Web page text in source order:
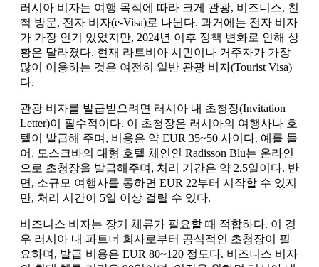
러시아 비자는 여행 목적에 따라 크게 관광, 비즈니스, 친
척 방문, 전자 비자(e-Visa)로 나뉜다. 과거에는 전자 비자
가 가장 인기 있었지만, 2024년 이후 정책 변화로 인해 상
황은 달라졌다. 현재 라트비아 시민이나 거주자가 가장
많이 이용하는 것은 여전히 일반 관광 비자(Tourist Visa)
다.
관광 비자를 발급받으려면 러시아 내 초청장(Invitation
Letter)이 필수적이다. 이 초청장은 러시아의 여행사나 호
텔이 발급해 주며, 비용은 약 EUR 35~50 사이다. 예를 들
어, 모스크바의 대형 호텔 체인인 Radisson Blu는 온라인
으로 초청장을 발급해주며, 처리 기간은 약 2.5일이다. 반
면, 소규모 여행사를 통하면 EUR 22부터 시작할 수 있지
만, 처리 시간이 5일 이상 걸릴 수 있다.
비즈니스 비자는 장기 체류가 필요할 때 적합하다. 이 경
우 러시아 내 파트너 회사로부터 공식적인 초청장이 필
요하며, 발급 비용은 EUR 80~120 정도다. 비즈니스 비자